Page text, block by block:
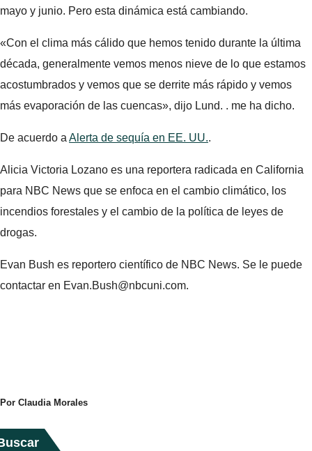
mayo y junio. Pero esta dinámica está cambiando.
«Con el clima más cálido que hemos tenido durante la última
década, generalmente vemos menos nieve de lo que estamos
acostumbrados y vemos que se derrite más rápido y vemos
más evaporación de las cuencas», dijo Lund. . me ha dicho.
De acuerdo a Alerta de sequía en EE. UU..
Alicia Victoria Lozano es una reportera radicada en California
para NBC News que se enfoca en el cambio climático, los
incendios forestales y el cambio de la política de leyes de
drogas.
Evan Bush es reportero científico de NBC News. Se le puede
contactar en Evan.Bush@nbcuni.com.
Por Claudia Morales